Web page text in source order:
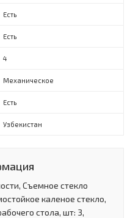
Есть
Есть
4
Механическое
Есть
Узбекистан
Съемное стекло
каленое стекло,
стола, шт: 3,